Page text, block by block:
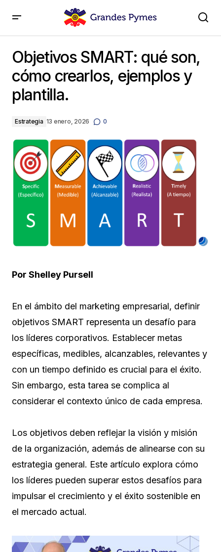
plantilla.
Objetivos SMART: qué son,
cómo crearlos, ejemplos y
plantilla.
Estrategia 13 enero, 2026 0
Por Shelley Pursell
En el ámbito del marketing empresarial, definir
objetivos SMART representa un desafío para
los líderes corporativos. Establecer metas
específicas, medibles, alcanzables, relevantes y
con un tiempo definido es crucial para el éxito.
Sin embargo, esta tarea se complica al
considerar el contexto único de cada empresa.
Los objetivos deben reflejar la visión y misión
de la organización, además de alinearse con su
estrategia general. Este artículo explora cómo
los líderes pueden superar estos desafíos para
impulsar el crecimiento y el éxito sostenible en
el mercado actual.